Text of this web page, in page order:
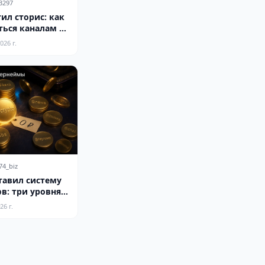
сторис: как
каналам к
г.
систему
три уровня
г.